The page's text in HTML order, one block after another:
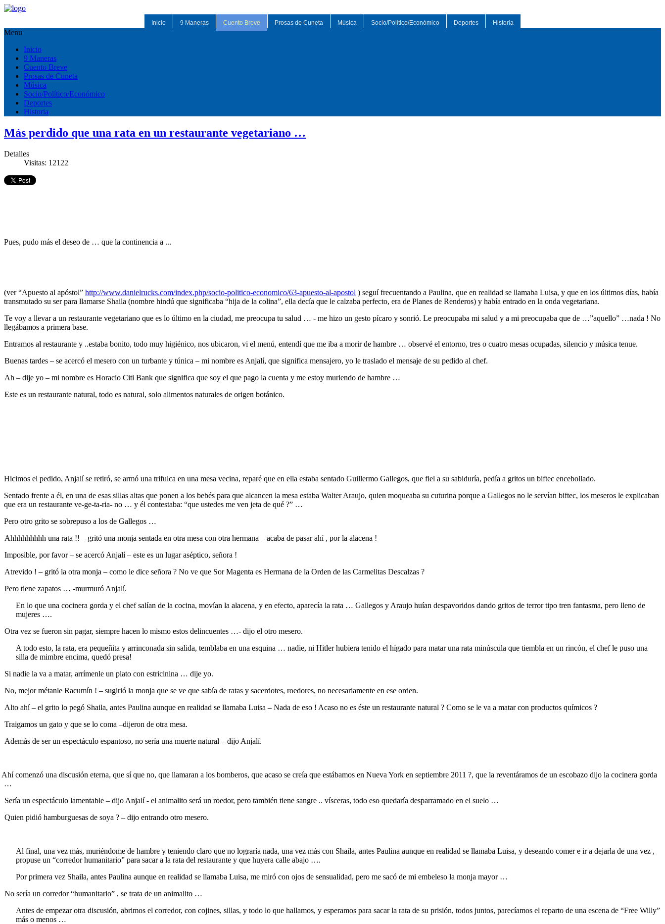
Inicio 9 Maneras Cuento Breve Prosas de Cuneta Música Socio/Político/Económico Deportes Historia
Menu
Inicio
9 Maneras
Cuento Breve
Prosas de Cuneta
Música
Socio/Político/Económico
Deportes
Historia
Más perdido que una rata en un restaurante vegetariano …
Detalles
Visitas: 12122
Pues, pudo más el deseo de … que la continencia a ...
(ver “Apuesto al apóstol” http://www.danielrucks.com/index.php/socio-politico-economico/63-apuesto-al-apostol ) seguí frecuentando a Paulina, que en realidad se llamaba Luisa, y que en los últimos días, había
transmutado su ser para llamarse Shaila (nombre hindú que significaba “hija de la colina”, ella decía que le calzaba perfecto, era de Planes de Renderos) y había entrado en la onda vegetariana.
Te voy a llevar a un restaurante vegetariano que es lo último en la ciudad, me preocupa tu salud … - me hizo un gesto pícaro y sonrió. Le preocupaba mi salud y a mi preocupaba que de …”aquello” …nada ! No
llegábamos a primera base.
Entramos al restaurante y ..estaba bonito, todo muy higiénico, nos ubicaron, vi el menú, entendí que me iba a morir de hambre … observé el entorno, tres o cuatro mesas ocupadas, silencio y música tenue.
Buenas tardes – se acercó el mesero con un turbante y túnica – mi nombre es Anjalí, que significa mensajero, yo le traslado el mensaje de su pedido al chef.
Ah – dije yo – mi nombre es Horacio Citi Bank que significa que soy el que pago la cuenta y me estoy muriendo de hambre …
Este es un restaurante natural, todo es natural, solo alimentos naturales de origen botánico.
Hicimos el pedido, Anjalí se retiró, se armó una trifulca en una mesa vecina, reparé que en ella estaba sentado Guillermo Gallegos, que fiel a su sabiduría, pedía a gritos un biftec encebollado.
Sentado frente a él, en una de esas sillas altas que ponen a los bebés para que alcancen la mesa estaba Walter Araujo, quien moqueaba su cuturina porque a Gallegos no le servían biftec, los meseros le explicaban
que era un restaurante ve-ge-ta-ria- no … y él contestaba: “que ustedes me ven jeta de qué ?” …
Pero otro grito se sobrepuso a los de Gallegos …
Ahhhhhhhhh una rata !! – gritó una monja sentada en otra mesa con otra hermana – acaba de pasar ahí , por la alacena !
Imposible, por favor – se acercó Anjalí – este es un lugar aséptico, señora !
Atrevido ! – gritó la otra monja – como le dice señora ? No ve que Sor Magenta es Hermana de la Orden de las Carmelitas Descalzas ?
Pero tiene zapatos … -murmuró Anjalí.
En lo que una cocinera gorda y el chef salían de la cocina, movían la alacena, y en efecto, aparecía la rata … Gallegos y Araujo huían despavoridos dando gritos de terror tipo tren fantasma, pero lleno de
mujeres ….
Otra vez se fueron sin pagar, siempre hacen lo mismo estos delincuentes …- dijo el otro mesero.
A todo esto, la rata, era pequeñita y arrinconada sin salida, temblaba en una esquina … nadie, ni Hitler hubiera tenido el hígado para matar una rata minúscula que tiembla en un rincón, el chef le puso una
silla de mimbre encima, quedó presa!
Si nadie la va a matar, arrímenle un plato con estricinina … dije yo.
No, mejor métanle Racumín ! – sugirió la monja que se ve que sabía de ratas y sacerdotes, roedores, no necesariamente en ese orden.
Alto ahí – el grito lo pegó Shaila, antes Paulina aunque en realidad se llamaba Luisa – Nada de eso ! Acaso no es éste un restaurante natural ? Como se le va a matar con productos químicos ?
Traigamos un gato y que se lo coma –dijeron de otra mesa.
Además de ser un espectáculo espantoso, no sería una muerte natural – dijo Anjalí.
comenzó una discusión eterna, que sí que no, que llamaran a los bomberos, que acaso se creía que estábamos en Nueva York en septiembre 2011 ?, que la reventáramos de un escobazo dijo la cocinera gorda
…
Sería un espectáculo lamentable – dijo Anjalí - el animalito será un roedor, pero también tiene sangre .. vísceras, todo eso quedaría desparramado en el suelo …
Quien pidió hamburguesas de soya ? – dijo entrando otro mesero.
Al final, una vez más, muriéndome de hambre y teniendo claro que no lograría nada, una vez más con Shaila, antes Paulina aunque en realidad se llamaba Luisa, y deseando comer e ir a dejarla de una vez ,
propuse un “corredor humanitario” para sacar a la rata del restaurante y que huyera calle abajo ….
Por primera vez Shaila, antes Paulina aunque en realidad se llamaba Luisa, me miró con ojos de sensualidad, pero me sacó de mi embeleso la monja mayor …
No sería un corredor “humanitario” , se trata de un animalito …
Antes de empezar otra discusión, abrimos el corredor, con cojines, sillas, y todo lo que hallamos, y esperamos para sacar la rata de su prisión, todos juntos, parecíamos el reparto de una escena de “Free Willy”
más o menos …